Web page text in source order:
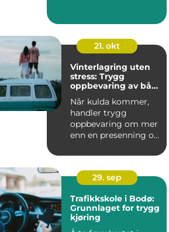
21. okt
Vinterlagring uten
stress: Trygg
oppbevaring av båt
Når kulda kommer,
handler trygg
oppbevaring om mer
enn en presenning og
29. sep
Trafikkskole i Bodø:
Grunnlaget for trygg
kjøring